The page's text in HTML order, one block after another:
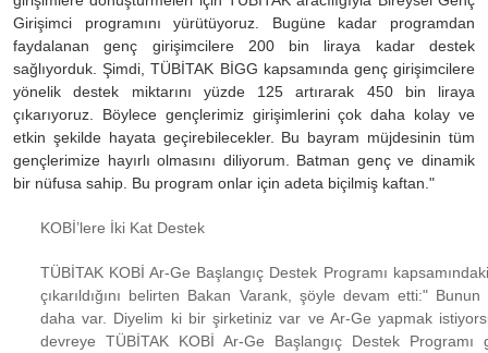
Girişimci programını yürütüyoruz. Bugüne kadar programdan
faydalanan genç girişimcilere 200 bin liraya kadar destek
sağlıyorduk. Şimdi, TÜBİTAK BİGG kapsamında genç girişimcilere
yönelik destek miktarını yüzde 125 artırarak 450 bin liraya
çıkarıyoruz. Böylece gençlerimiz girişimlerini çok daha kolay ve
etkin şekilde hayata geçirebilecekler. Bu bayram müjdesinin tüm
gençlerimize hayırlı olmasını diliyorum. Batman genç ve dinamik
bir nüfusa sahip. Bu program onlar için adeta biçilmiş kaftan."
KOBİ’lere İki Kat Destek
TÜBİTAK KOBİ Ar-Ge Başlangıç Destek Programı
çıkarıldığını belirten Bakan Varank, şöyle devam etti:"
daha var. Diyelim ki bir şirketiniz var ve Ar-Ge yapmak
devreye TÜBİTAK KOBİ Ar-Ge Başlangıç Destek Programı